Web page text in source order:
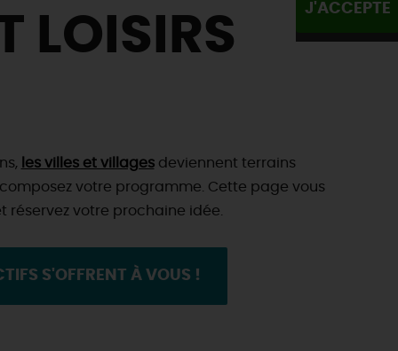
LOISIRS
les villes et villagesdeviennent terrains
votre programme. Cette page vous
réservez votre prochaine idée.
S'OFFRENT À VOUS !
J'ACCEPTE